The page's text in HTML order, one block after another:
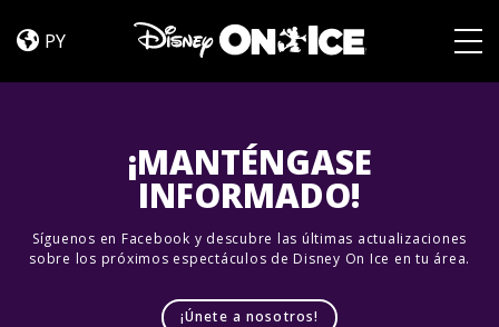
In!PY
¡MANTÉNGASE
INFORMADO!
Síguenos en Facebook y descubre las últimas actualizaciones
sobre los próximos espectáculos de Disney On Ice en tu área.
¡Únete a nosotros!